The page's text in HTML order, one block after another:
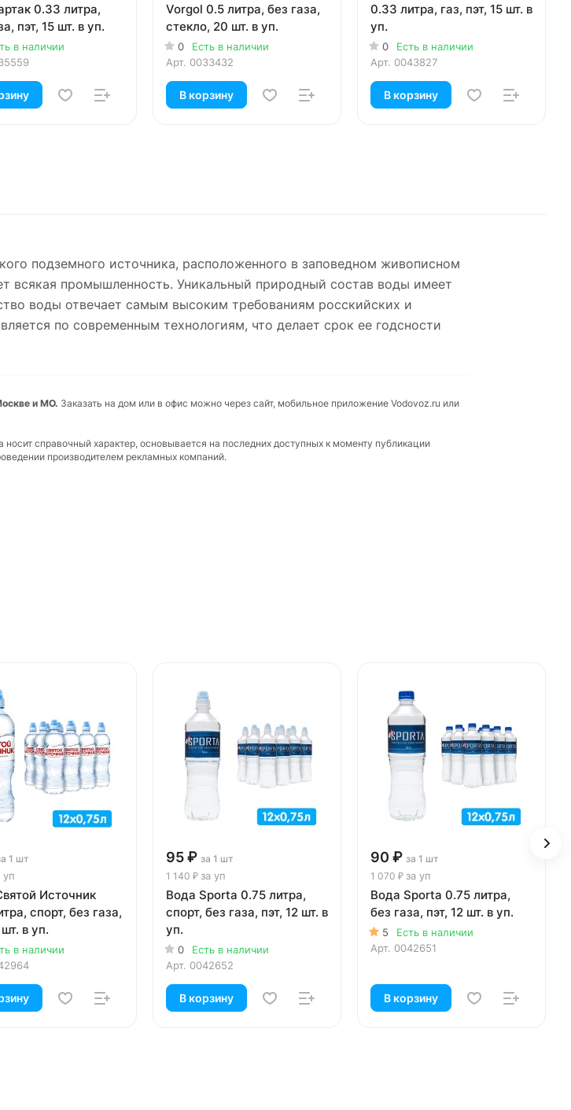
0.33 литра,
пэт, 15 шт. в уп.
в наличии
Vorgol 0.5 литра, без газа,
стекло, 20 шт. в уп.
0
Есть в наличии
Арт. 0033432
В корзину
0.33 литра, газ, пэт, 15 шт. в
уп.
0
Есть в наличии
Арт. 0043827
В корзину
подземного источника, расположенного в заповедном живописном
всякая промышленность. Уникальный природный состав воды имеет
воды отвечает самым высоким требованиям росскийских и
по современным технологиям, что делает срок ее годсности
и МО. Заказать на дом или в офис можно через сайт, мобильное приложение Vodovoz.ru или
справочный характер, основывается на последних доступных к моменту публикации
производителем рекламных компаний.
1 шт
уп
Источник
спорт, без газа,
шт. в уп.
в наличии
95 ₽ за 1 шт
1 140 ₽ за уп
Вода Sporta 0.75 литра,
спорт, без газа, пэт, 12 шт. в
уп.
0
Есть в наличии
Арт. 0042652
В корзину
90 ₽ за 1 шт
1 070 ₽ за уп
Вода Sporta 0.75 литра,
без газа, пэт, 12 шт. в уп.
5
Есть в наличии
Арт. 0042651
В корзину